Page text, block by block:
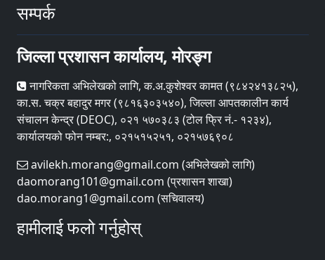
सम्पर्क
जिल्ला प्रशासन कार्यालय, मोरङ्ग
नागरिकता अभिलेखको लागि, क.अ.कुशेश्वर कामत (९८४२४१३८२५),
का.स. चक्र बहादुर मगर (९८१६३०३५४०), जिल्ला आपतकालीन कार्य
संचालन केन्द्र (DEOC), ०२१ ५७०३८३ (टोल फ्रि नं.- १२३४),
कार्यालयको फोन नम्बर:, ०२१५१५२५१, ०२१५७६९०८
avilekh.morang@gmail.com (अभिलेखको लागि)
daomorang101@gmail.com (प्रशासन शाखा)
dao.morang1@gmail.com (सचिवालय)
हामीलाई फलो गर्नुहोस्